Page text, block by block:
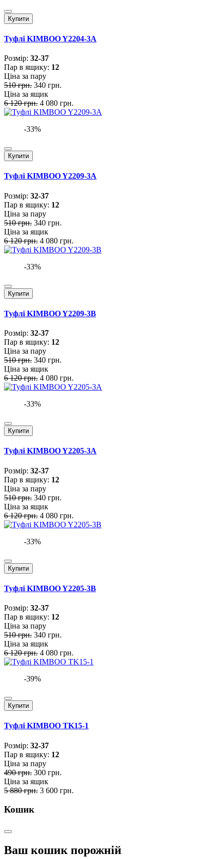
Купити
Туфлі KIMBOO Y2204-3A
Розмiр: 32-37
Пар в ящику: 12
Ціна за пару
510 грн. 340 грн.
Ціна за ящик
6 120 грн. 4 080 грн.
-33%
Купити
Туфлі KIMBOO Y2209-3A
Розмiр: 32-37
Пар в ящику: 12
Ціна за пару
510 грн. 340 грн.
Ціна за ящик
6 120 грн. 4 080 грн.
-33%
Купити
Туфлі KIMBOO Y2209-3B
Розмiр: 32-37
Пар в ящику: 12
Ціна за пару
510 грн. 340 грн.
Ціна за ящик
6 120 грн. 4 080 грн.
-33%
Купити
Туфлі KIMBOO Y2205-3A
Розмiр: 32-37
Пар в ящику: 12
Ціна за пару
510 грн. 340 грн.
Ціна за ящик
6 120 грн. 4 080 грн.
-33%
Купити
Туфлі KIMBOO Y2205-3B
Розмiр: 32-37
Пар в ящику: 12
Ціна за пару
510 грн. 340 грн.
Ціна за ящик
6 120 грн. 4 080 грн.
-39%
Купити
Туфлі KIMBOO TK15-1
Розмiр: 32-37
Пар в ящику: 12
Ціна за пару
490 грн. 300 грн.
Ціна за ящик
5 880 грн. 3 600 грн.
Кошик
Ваш кошик порожній